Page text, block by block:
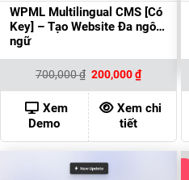
WPML Multilingual CMS [Có
Key] – Tạo Website Đa ngôn
ngữ
700,000₫ Giá
là:
700,000 ₫.
200,000₫Giá
hiện
tại
là:
200,000 ₫.
Xem
Demo
Xem chi
tiết